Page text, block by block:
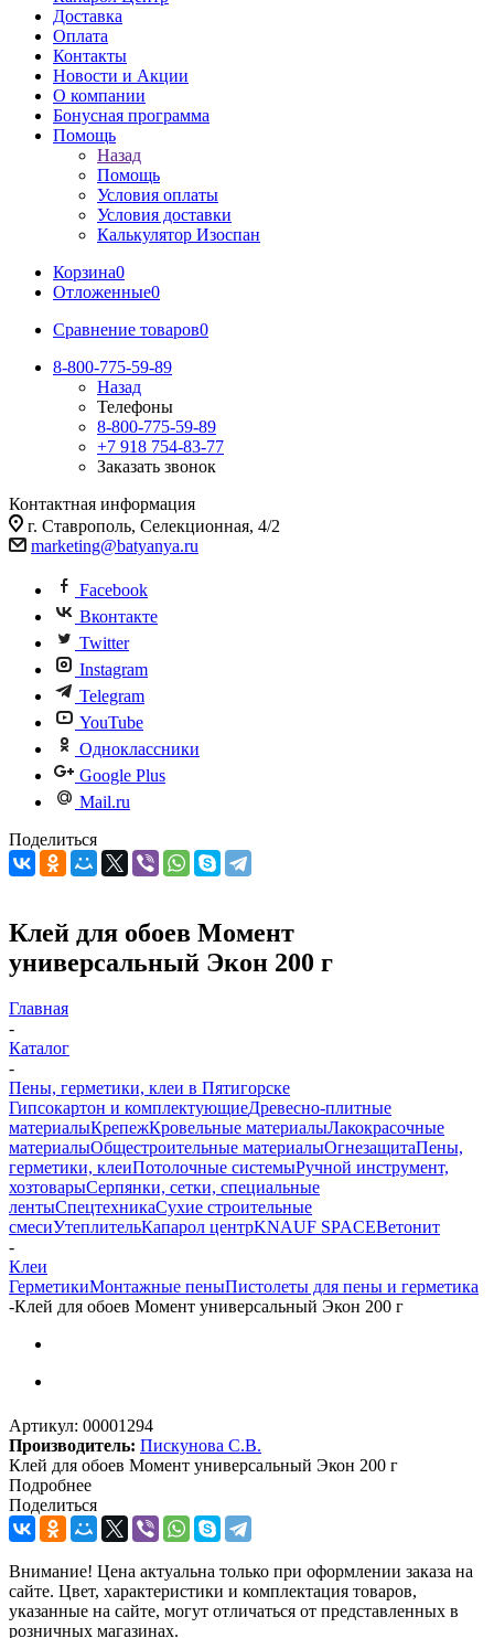
Доставка
Оплата
Контакты
Новости и Акции
О компании
Бонусная программа
Помощь
Назад
Помощь
Условия оплаты
Условия доставки
Калькулятор Изоспан
Корзина0
Отложенные0
Сравнение товаров0
8-800-775-59-89
Назад
Телефоны
8-800-775-59-89
+7 918 754-83-77
Заказать звонок
Контактная информация
г. Ставрополь, Селекционная, 4/2
marketing@batyanya.ru
Facebook
Вконтакте
Twitter
Instagram
Telegram
YouTube
Одноклассники
Google Plus
Mail.ru
Поделиться
Клей для обоев Момент
универсальный Экон 200 г
Главная
-
Каталог
-
Пены, герметики, клеи в Пятигорске
Гипсокартон и комплектующиеДревесно-плитные
материалыКрепежКровельные материалыЛакокрасочные
материалыОбщестроительные материалыОгнезащитаПены,
герметики, клеиПотолочные системыРучной инструмент,
хозтоварыСерпянки, сетки, специальные
лентыСпецтехникаСухие строительные
смесиУтеплительКапарол центрKNAUF SPACEВетонит
-
Клеи
ГерметикиМонтажные пеныПистолеты для пены и герметика
-Клей для обоев Момент универсальный Экон 200 г
Артикул: 00001294
Производитель: Пискунова С.В.
Клей для обоев Момент универсальный Экон 200 г
Подробнее
Поделиться
Внимание! Цена актуальна только при оформлении заказа на
сайте. Цвет, характеристики и комплектация товаров,
указанные на сайте, могут отличаться от представленных в
розничных магазинах.